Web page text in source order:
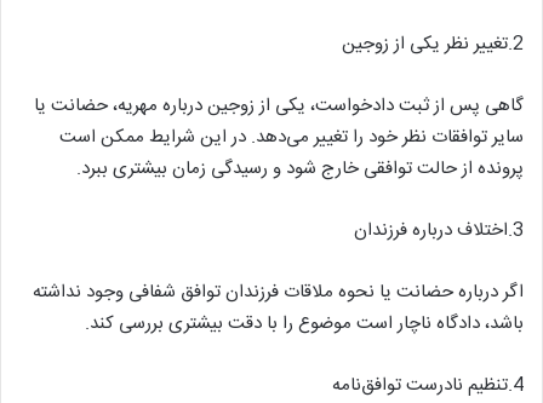
2.تغییر نظر یکی از زوجین
گاهی پس از ثبت دادخواست، یکی از زوجین درباره مهریه، حضانت یا
سایر توافقات نظر خود را تغییر می‌دهد. در این شرایط ممکن است
پرونده از حالت توافقی خارج شود و رسیدگی زمان بیشتری ببرد.
3.اختلاف درباره فرزندان
اگر درباره حضانت یا نحوه ملاقات فرزندان توافق شفافی وجود نداشته
باشد، دادگاه ناچار است موضوع را با دقت بیشتری بررسی کند.
4.تنظیم نادرست توافق‌نامه